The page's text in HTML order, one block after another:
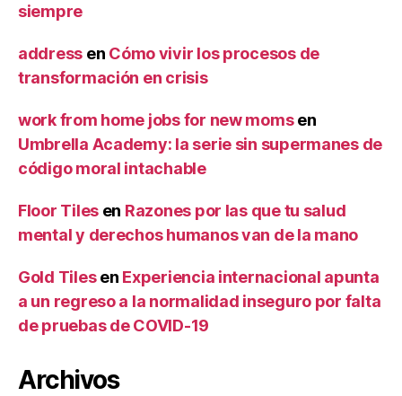
siempre
address en Cómo vivir los procesos de
transformación en crisis
work from home jobs for new momsen
Umbrella Academy: la serie sin supermanes de
código moral intachable
Floor Tiles en Razones por las que tu salud
mental y derechos humanos van de la mano
Gold Tilesen Experiencia internacional apunta
a un regreso a la normalidad inseguro por falta
de pruebas de COVID-19
Archivos